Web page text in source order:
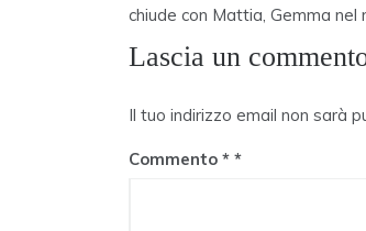
chiude con Mattia, Gemma nel
Lascia un
Il tuo indirizzo email non sarà
Commento *